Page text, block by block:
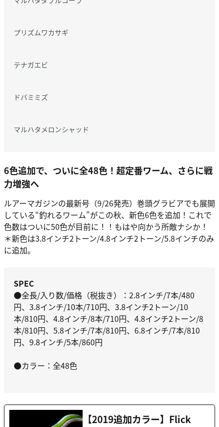
プリズムワカサギ
テナガエビ
ドバミミズ
マルハタメロンシャッド
6色追加で、ついに全48色！超定番ワーム、さらに戦
力増強へ
ルアーマガジンの最新号（9/26発売）巻頭グラビアでも展開
している“釣れるワーム”がこの秋、新色6色を追加！これで
色数はついに50色が目前に！！もはや向かう所敵ナシか！
＊新色は3.8インチ2トーン/4.8インチ2トーン/5.8インチのみ
に追加。
SPEC
●全長/入り数/価格（税抜き）：2.8インチ/7本/480
円、3.8インチ/10本/710円、3.8インチ2トーン/10
本/810円、4.8インチ/8本/710円、4.8インチ2トーン/8
本/810円、5.8インチ/7本/810円、6.8インチ/7本/810
円、9.8インチ/5本/860円
●カラー：全48色
【2019追加カラー】Flick